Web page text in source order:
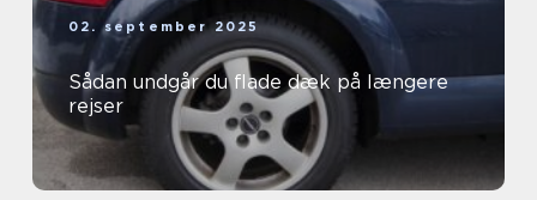
02. september 2025
Sådan undgår du flade dæk på længere
rejser